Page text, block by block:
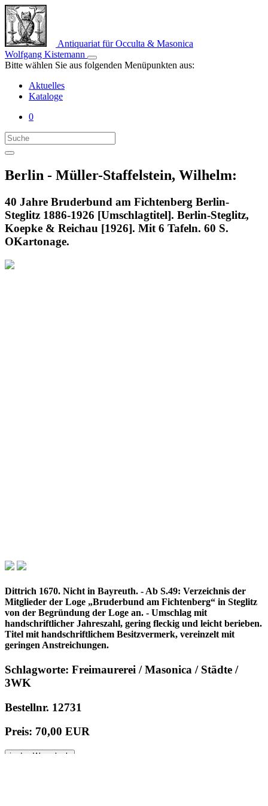
Antiquariat für Occulta & Masonica
Wolfgang Kistemann
Bitte wählen Sie aus folgenden Menüpunkten aus:
Aktuelles
Kataloge
0
Berlin - Müller-Staffelstein, Wilhelm:
40 Jahre Bruderbund am Fichtenberg Berlin-
Steglitz 1886-1926 [Umschlagtitel]. Berlin-Steglitz,
Koepke & Reichau [1926]. Mit 6 Tafeln. 60 S.
OKartonage.
Dittrich 1670. Nicht in Bayreuth. - Ab S.49: Verzeichnis der
Mitglieder der Loge „Bruderbund am Fichtenberg“ in Steglitz
von der Begründung der Loge an. - Umschlag mit
handschriftlicher Jahreszahl, gering fleckig und leicht berieben.
Titel mit handschriftlichem Besitzvermerk, vereinzelt mit
geringen Anstreichungen.
Schlagworte: Freimaurerei / Masonica / Städte /
3WK
Bestellnr. 12731
Preis: 70,00 EUR
in den Warenkorb